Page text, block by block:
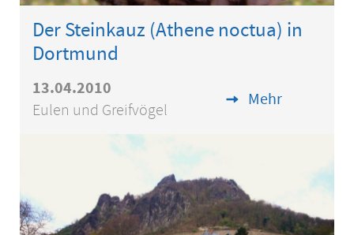
Der Steinkauz (Athene noctua) in
Dortmund
13.04.2010
Eulen und Greifvögel
Mehr